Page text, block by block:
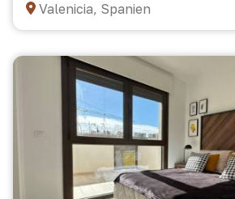
Valenicia, Spanien